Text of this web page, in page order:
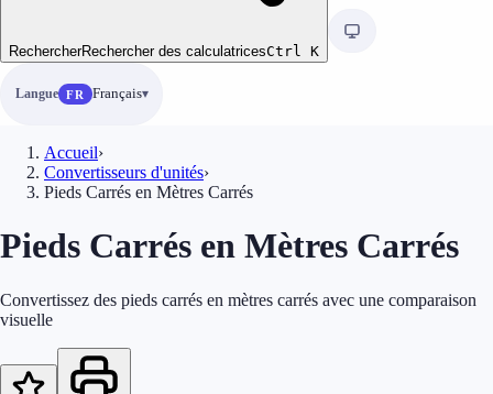
RechercherRechercher des calculatricesCtrl K
Langue FR Français
Accueil›
Convertisseurs d'unités›
Pieds Carrés en Mètres Carrés
Pieds Carrés en Mètres Carrés
Convertissez des pieds carrés en mètres carrés avec une comparaison
visuelle